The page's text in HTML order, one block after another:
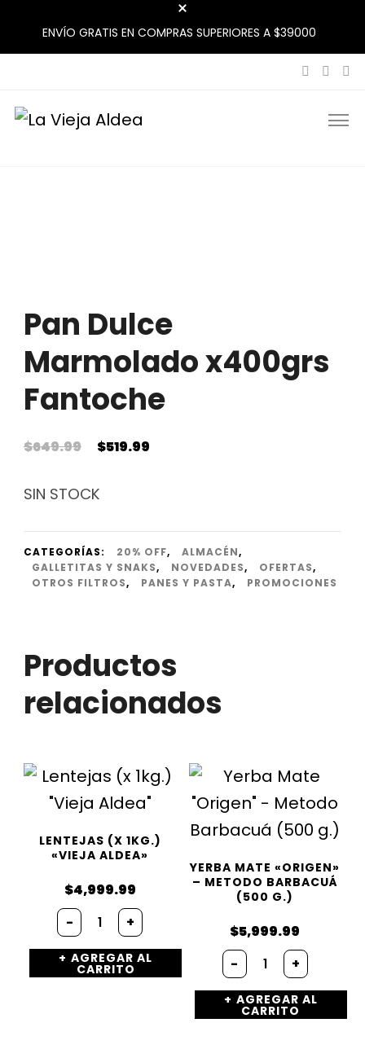
ENVÍO GRATIS EN COMPRAS SUPERIORES A $39000
La Vieja Aldea
Tu Mercado Natural Cerca
Pan Dulce
Marmolado x400grs
Fantoche
$649.99
El
original
$649.99.
$519.99
$519.99.
SIN STOCK
CATEGORÍAS: 20% OFF, ALMACÉN,
GALLETITAS Y SNAKS, NOVEDADES, OFERTAS,
OTROS FILTROS, PANES Y PASTA, PROMOCIONES
Productos
relacionados
LENTEJAS (X 1KG.)
«VIEJA ALDEA»
$4,999.99
- Lentejas
(x
1kg.)
"Vieja
Aldea"
+
AGREGAR AL
CARRITO
YERBA MATE «ORIGEN»
– METODO BARBACUÁ
(500 G.)
$5,999.99
- Yerba
Mate
"Origen"
-
Metodo
+
AGREGAR AL
CARRITO